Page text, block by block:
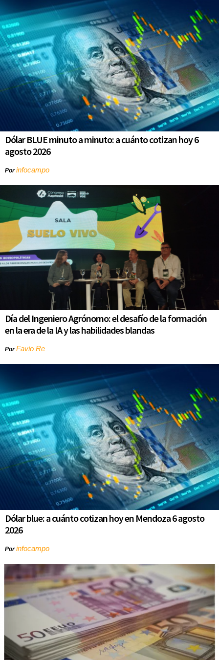
Dólar BLUE minuto a minuto: a cuánto cotizan hoy 6
agosto 2026
Porinfocampo
Día del Ingeniero Agrónomo: el desafío de la formación
en la era de la IA y las habilidades blandas
PorFavio Re
Dólar blue: a cuánto cotizan hoy en Mendoza 6 agosto
2026
Porinfocampo